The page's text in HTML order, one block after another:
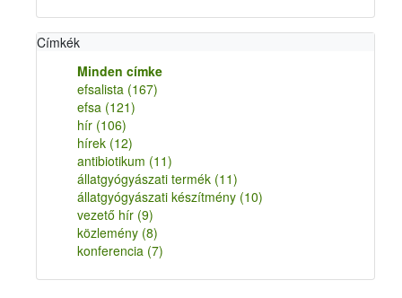
Címkék
Minden címke
efsalista (167)
efsa (121)
hír (106)
hírek (12)
antibiotikum (11)
állatgyógyászati termék (11)
állatgyógyászati készítmény (10)
vezető hír (9)
közlemény (8)
konferencia (7)